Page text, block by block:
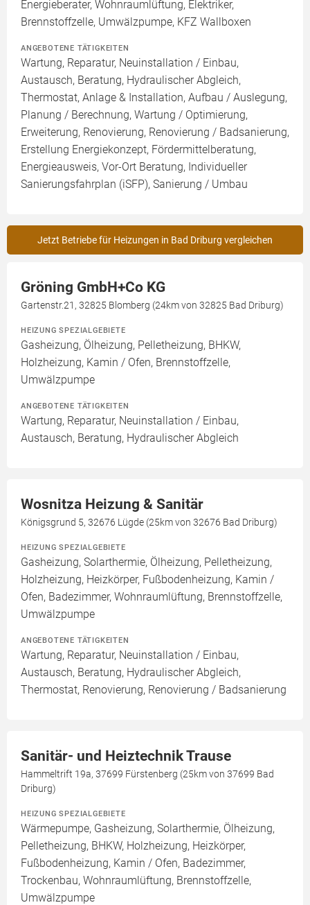
Energieberater, Wohnraumlüftung, Elektriker,
Brennstoffzelle, Umwälzpumpe, KFZ Wallboxen
ANGEBOTENE TÄTIGKEITEN
Wartung, Reparatur, Neuinstallation / Einbau,
Austausch, Beratung, Hydraulischer Abgleich,
Thermostat, Anlage & Installation, Aufbau / Auslegung,
Planung / Berechnung, Wartung / Optimierung,
Erweiterung, Renovierung, Renovierung / Badsanierung,
Erstellung Energiekonzept, Fördermittelberatung,
Energieausweis, Vor-Ort Beratung, Individueller
Sanierungsfahrplan (iSFP), Sanierung / Umbau
Jetzt Betriebe für Heizungen in Bad Driburg vergleichen
Gröning GmbH+Co KG
Gartenstr.21, 32825 Blomberg (24km von 32825 Bad Driburg)
HEIZUNG SPEZIALGEBIETE
Gasheizung, Ölheizung, Pelletheizung, BHKW,
Holzheizung, Kamin / Ofen, Brennstoffzelle,
Umwälzpumpe
ANGEBOTENE TÄTIGKEITEN
Wartung, Reparatur, Neuinstallation / Einbau,
Austausch, Beratung, Hydraulischer Abgleich
Wosnitza Heizung & Sanitär
Königsgrund 5, 32676 Lügde (25km von 32676 Bad Driburg)
HEIZUNG SPEZIALGEBIETE
Gasheizung, Solarthermie, Ölheizung, Pelletheizung,
Holzheizung, Heizkörper, Fußbodenheizung, Kamin /
Ofen, Badezimmer, Wohnraumlüftung, Brennstoffzelle,
Umwälzpumpe
ANGEBOTENE TÄTIGKEITEN
Wartung, Reparatur, Neuinstallation / Einbau,
Austausch, Beratung, Hydraulischer Abgleich,
Thermostat, Renovierung, Renovierung / Badsanierung
Sanitär- und Heiztechnik Trause
Hammeltrift 19a, 37699 Fürstenberg (25km von 37699 Bad
Driburg)
HEIZUNG SPEZIALGEBIETE
Wärmepumpe, Gasheizung, Solarthermie, Ölheizung,
Pelletheizung, BHKW, Holzheizung, Heizkörper,
Fußbodenheizung, Kamin / Ofen, Badezimmer,
Trockenbau, Wohnraumlüftung, Brennstoffzelle,
Umwälzpumpe